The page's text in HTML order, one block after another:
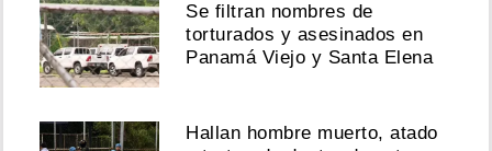
Se filtran nombres de
torturados y asesinados en
Panamá Viejo y Santa Elena
Hallan hombre muerto, atado